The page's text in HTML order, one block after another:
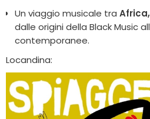
Un viaggio musicale tra
dalle origini della Black Music
contemporanee.
Locandina: